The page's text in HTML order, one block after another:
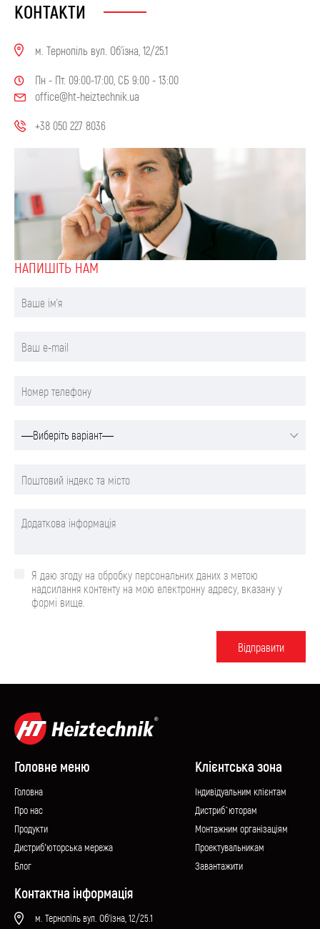
КОНТАКТИ
м. Тернопіль вул. Об'їзна, 12/25.1
Пн - Пт. 09:00-17:00, СБ 9:00 - 13:00
office@ht-heiztechnik.ua
+38 050 227 8036
НАПИШIТЬ НАМ
Я даю згоду на обробку персональних даних з метою
надсилання контенту на мою електронну адресу, вказану у
формі вище.
Вiдправити
Головне меню
Головна
Про нас
Продукти
Дистриб’юторська мережа
Блог
Клієнтська зона
Iндивідуальним клієнтам
Дистриб`юторам
Монтажним організаціям
Проектувальникам
Завантажити
Контактна інформація
м. Тернопіль вул. Об'їзна, 12/25.1